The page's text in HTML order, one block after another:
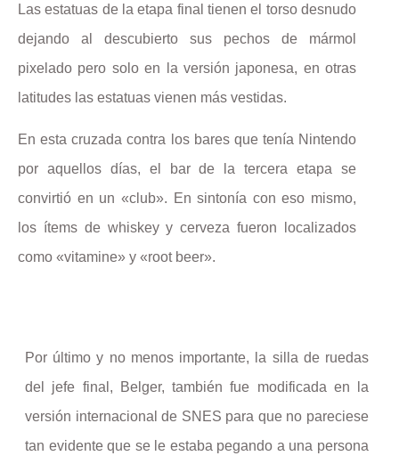
Las estatuas de la etapa final tienen el torso desnudo
dejando al descubierto sus pechos de mármol
pixelado pero solo en la versión japonesa, en otras
latitudes las estatuas vienen más vestidas.
En esta cruzada contra los bares que tenía Nintendo
por aquellos días, el bar de la tercera etapa se
convirtió en un «club». En sintonía con eso mismo,
los ítems de whiskey y cerveza fueron localizados
como «vitamine» y «root beer».
Por último y no menos importante, la silla de ruedas
del jefe final, Belger, también fue modificada en la
versión internacional de SNES para que no pareciese
tan evidente que se le estaba pegando a una persona